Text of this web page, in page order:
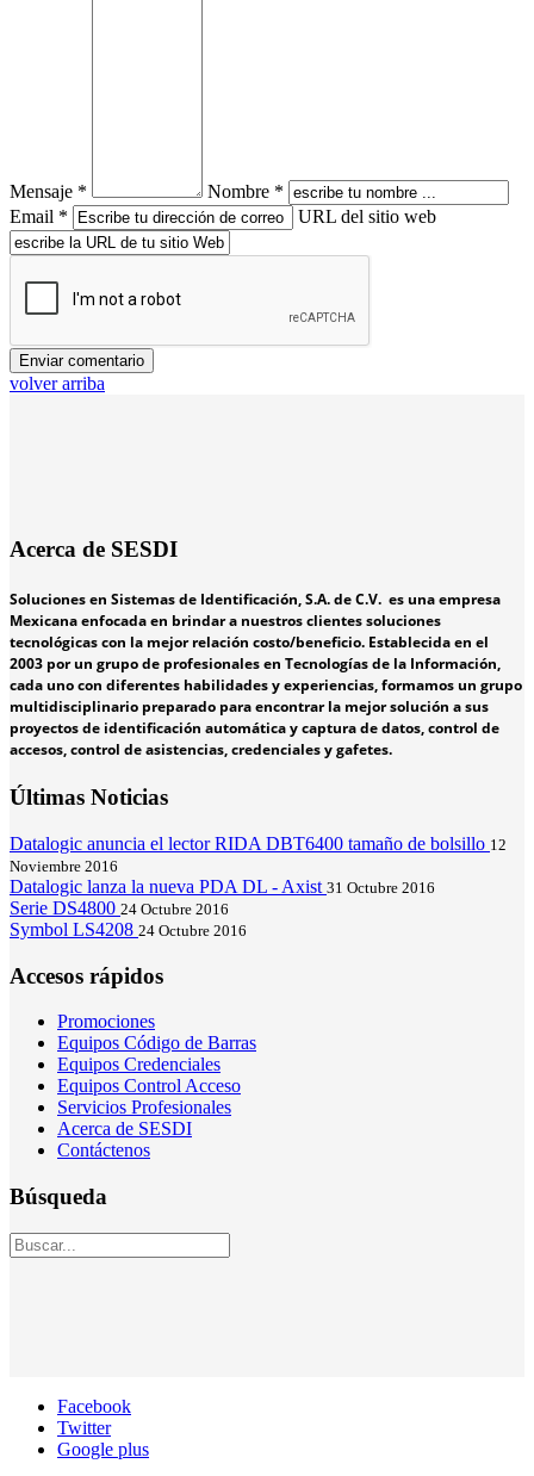
Mensaje *
Nombre *
Email *
URL del sitio web
volver arriba
Acerca de SESDI
Soluciones en Sistemas de Identificación, S.A. de C.V. es una empresa
Mexicana enfocada en brindar a nuestros clientes soluciones
tecnológicas con la mejor relación costo/beneficio. Establecida en el
2003 por un grupo de profesionales en Tecnologías de la Información,
cada uno con diferentes habilidades y experiencias, formamos un grupo
multidisciplinario preparado para encontrar la mejor solución a sus
proyectos de identificación automática y captura de datos, control de
accesos, control de asistencias, credenciales y gafetes.
Últimas Noticias
Datalogic anuncia el lector RIDA DBT6400 tamaño de bolsillo 12
Noviembre 2016
Datalogic lanza la nueva PDA DL - Axist 31 Octubre 2016
Serie DS4800 24 Octubre 2016
Symbol LS4208 24 Octubre 2016
Accesos rápidos
Promociones
Equipos Código de Barras
Equipos Credenciales
Equipos Control Acceso
Servicios Profesionales
Acerca de SESDI
Contáctenos
Búsqueda
Facebook
Twitter
Google plus